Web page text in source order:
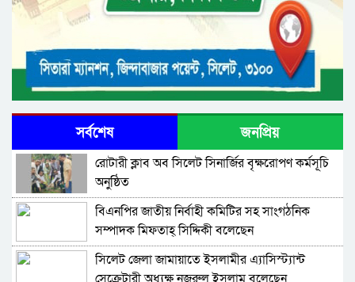
সর্বশেষ জনপ্রিয়
রোটারী ক্লাব অব সিলেট সিনার্জির বৃক্ষরোপণ কর্মসূচি
অনুষ্ঠিত
বিএনপির জাতীয় নির্বাহী কমিটির সহ সাংগঠনিক
সম্পাদক মিফতাহ্ সিদ্দিকী বলেছেন
সিলেট জেলা জামায়াতে ইসলামীর এ্যাসিস্ট্যান্ট